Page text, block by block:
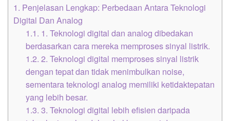
1. Penjelasan Lengkap: Perbedaan Antara Teknologi
Digital Dan Analog
1.1. 1. Teknologi digital dan analog dibedakan
berdasarkan cara mereka memproses sinyal listrik.
1.2. 2. Teknologi digital memproses sinyal listrik
dengan tepat dan tidak menimbulkan noise,
sementara teknologi analog memiliki ketidaktepatan
yang lebih besar.
1.3. 3. Teknologi digital lebih efisien daripada